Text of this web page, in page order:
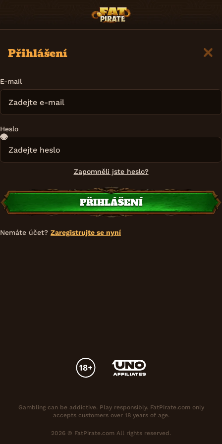
Přihlášení
E-mail
Heslo
Zapomněli jste heslo?
PŘIHLÁŠENÍ
Nemáte účet? Zaregistrujte se nyní
Gambling can be addictive. Play responsibly. FatPirate.com only
accepts customers over 18 years of age.
2026 © FatPirate.com All rights reserved.